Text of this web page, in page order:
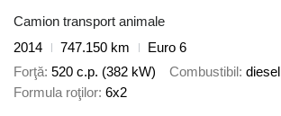
Camion transport animale
2014
747.150 km
Euro 6
Forţă 520 c.p. (382 kW) Combustibil diesel
Formula roţilor 6x2